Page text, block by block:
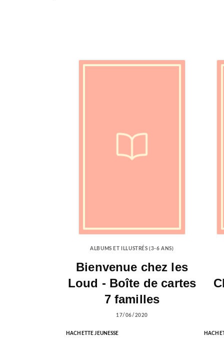
ALBUMS ET ILLUSTRÉS (3-6 ANS)
Bienvenue chez les
Loud - Boîte de cartes
7 familles
17/06/2020
HACHETTE JEUNESSE